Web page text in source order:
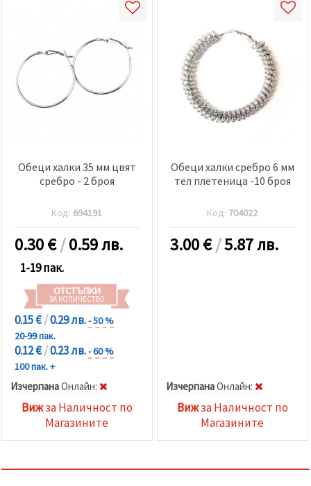
Обеци xалки 35 мм цвят
сребро - 2 броя
Код: 694191
0.30€/0.59 лв.
1-19 пак.
ОТСТЪПКИ
ЗА КОЛИЧЕСТВО
0.15 €/0.29 лв.- 50 %
20-99 пак.
0.12 €/0.23 лв.- 60 %
100 пак. +
ИзчерпанаOнлайн:
Вижза Наличност по
Магазините
Обеци халки сребро 6 мм
тел плетеница -10 броя
Код: 704022
3.00€/5.87 лв.
ИзчерпанаOнлайн:
Вижза Наличност по
Магазините